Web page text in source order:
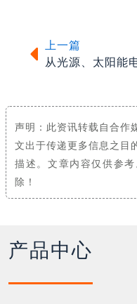
上一篇
声明：此资讯转载自合作
文出于传递更多信息之目
描述。文章内容仅供参
除！
产品中心